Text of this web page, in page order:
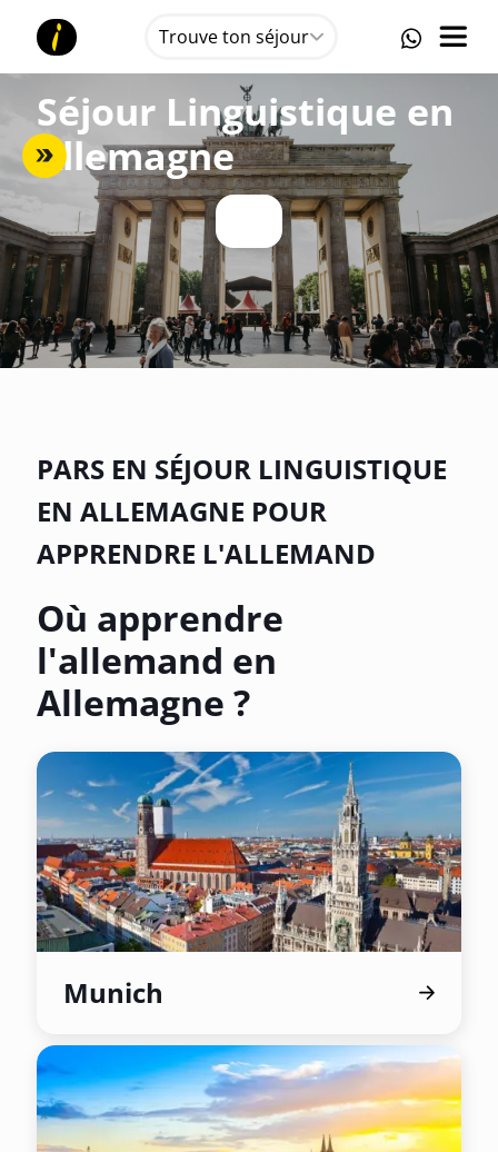
Trouve ton séjour
Séjour Linguistique en
Allemagne
PARS EN SÉJOUR LINGUISTIQUE
EN ALLEMAGNE POUR
APPRENDRE L'ALLEMAND
Où apprendre
l'allemand en
Allemagne ?
Munich